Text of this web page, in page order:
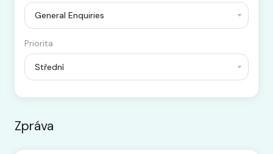
Priorita
Zpráva